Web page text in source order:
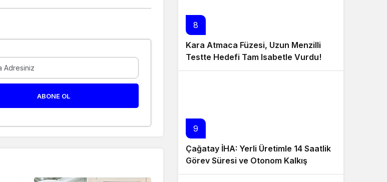
ABONE OL
8
Kara Atmaca Füzesi, Uzun Menzilli
Testte Hedefi Tam Isabetle Vurdu!
9
Çağatay İHA: Yerli Üretimle 14 Saatlik
Görev Süresi ve Otonom Kalkış
İmkanı!